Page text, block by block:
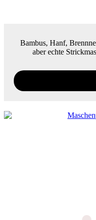
Bambus, Hanf,
aber echte